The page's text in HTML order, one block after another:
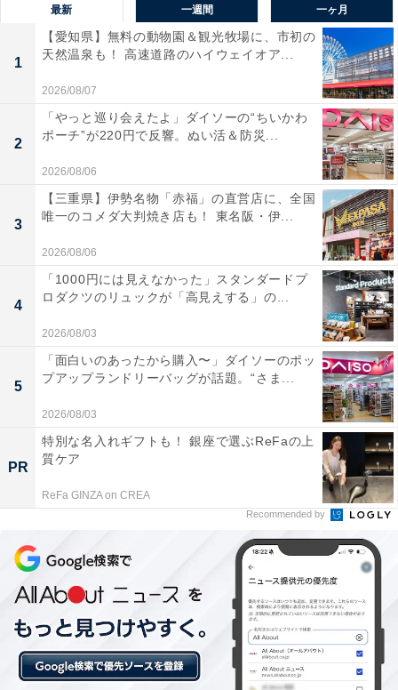
最新 一週間 一ヶ月
1
【愛知県】無料の動物園＆観光牧場に、市初の
天然温泉も！ 高速道路のハイウェイオア...
2026/08/07
2
「やっと巡り会えたよ」ダイソーの“ちいかわ
ポーチ”が220円で反響。ぬい活＆防災...
2026/08/06
3
【三重県】伊勢名物「赤福」の直営店に、全国
唯一のコメダ大判焼き店も！ 東名阪・伊...
2026/08/06
4
「1000円には見えなかった」スタンダードプ
ロダクツのリュックが「高見えする」の...
2026/08/03
5
「面白いのあったから購入〜」ダイソーのポッ
プアップランドリーバッグが話題。“さま...
2026/08/03
PR
特別な名入れギフトも！ 銀座で選ぶReFaの上
質ケア
ReFa GINZA on CREA
Recommended by